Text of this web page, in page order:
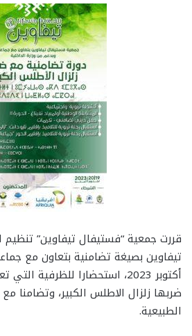
أكتوبر 2023، استحضارا للظرفية
ضربها زلزال الاطلس الكبير، وتضامنا
الطبيعية.